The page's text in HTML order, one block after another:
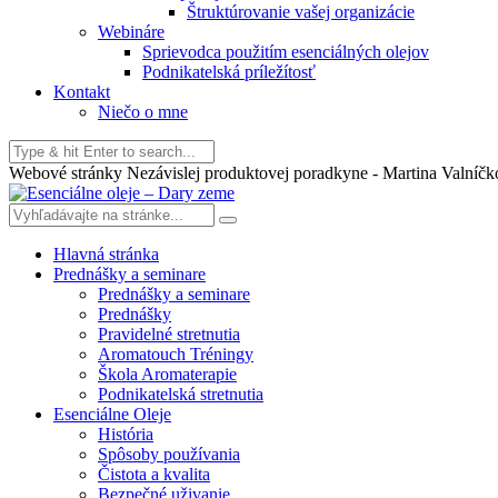
Štruktúrovanie vašej organizácie
Webináre
Sprievodca použitím esenciálných olejov
Podnikatelská príležítosť
Kontakt
Niečo o mne
Webové stránky Nezávislej produktovej poradkyne - Martina
Hlavná stránka
Prednášky a seminare
Prednášky a seminare
Prednášky
Pravidelné stretnutia
Aromatouch Tréningy
Škola Aromaterapie
Podnikatelská stretnutia
Esenciálne Oleje
História
Spôsoby používania
Čistota a kvalita
Bezpečné uživanie